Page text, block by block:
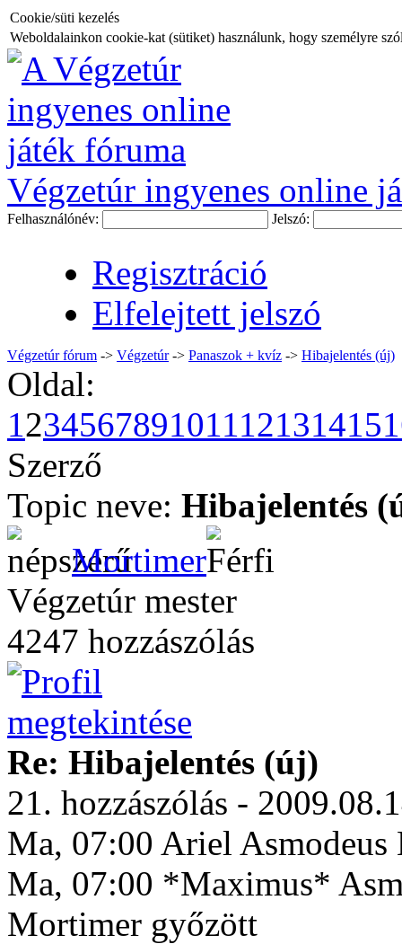
Cookie/süti kezelés
Weboldalainkon cookie-kat (sütiket) használunk, hogy személyre
Végzetúr ingyenes online
Felhasználónév: Jelszó:
Regisztráció
Elfelejtett jelszó
Végzetúr fórum -> Végzetúr-> Panaszok + kvíz -> Hibajelentés (új)
Oldal:
123456789101112131415
Szerző
Topic neve: Hibajelentés
Mortimer
Végzetúr mester
4247 hozzászólás
Re: Hibajelentés (új)
21. hozzászólás -
Ma, 07:00 Ariel
Ma, 07:00 *Maximus*
Mortimer győzött